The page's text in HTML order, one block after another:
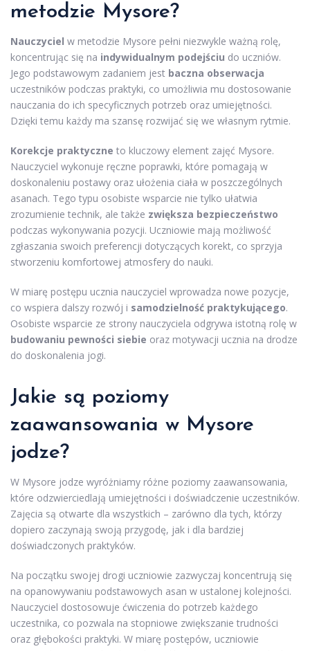
metodzie Mysore?
Nauczyciel w metodzie Mysore pełni niezwykle ważną rolę,
koncentrując się na indywidualnym podejściu do uczniów.
Jego podstawowym zadaniem jest baczna obserwacja
uczestników podczas praktyki, co umożliwia mu dostosowanie
nauczania do ich specyficznych potrzeb oraz umiejętności.
Dzięki temu każdy ma szansę rozwijać się we własnym rytmie.
Korekcje praktyczne to kluczowy element zajęć Mysore.
Nauczyciel wykonuje ręczne poprawki, które pomagają w
doskonaleniu postawy oraz ułożenia ciała w poszczególnych
asanach. Tego typu osobiste wsparcie nie tylko ułatwia
zrozumienie technik, ale także zwiększa bezpieczeństwo
podczas wykonywania pozycji. Uczniowie mają możliwość
zgłaszania swoich preferencji dotyczących korekt, co sprzyja
stworzeniu komfortowej atmosfery do nauki.
W miarę postępu ucznia nauczyciel wprowadza nowe pozycje,
co wspiera dalszy rozwój i samodzielność praktykującego.
Osobiste wsparcie ze strony nauczyciela odgrywa istotną rolę w
budowaniu pewności siebie oraz motywacji ucznia na drodze
do doskonalenia jogi.
Jakie są poziomy
zaawansowania w Mysore
jodze?
W Mysore jodze wyróżniamy różne poziomy zaawansowania,
które odzwierciedlają umiejętności i doświadczenie uczestników.
Zajęcia są otwarte dla wszystkich – zarówno dla tych, którzy
dopiero zaczynają swoją przygodę, jak i dla bardziej
doświadczonych praktyków.
Na początku swojej drogi uczniowie zazwyczaj koncentrują się
na opanowywaniu podstawowych asan w ustalonej kolejności.
Nauczyciel dostosowuje ćwiczenia do potrzeb każdego
uczestnika, co pozwala na stopniowe zwiększanie trudności
oraz głębokości praktyki. W miarę postępów, uczniowie